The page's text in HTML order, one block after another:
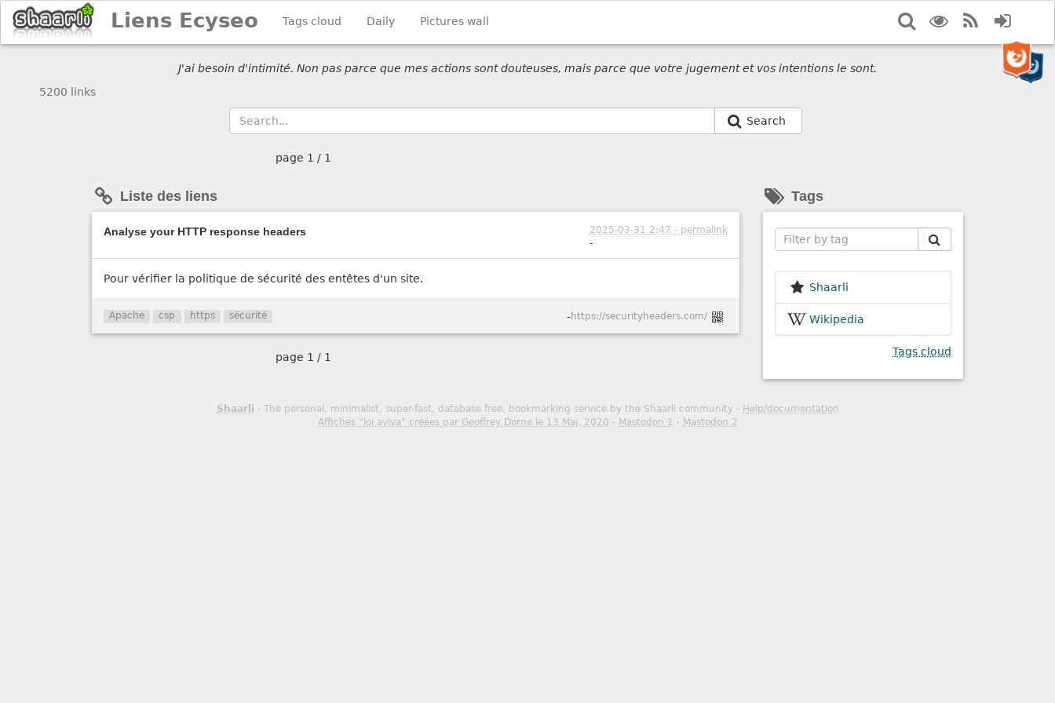
Liens Ecyseo Tags cloud Daily Pictures wall SearchDisplay
RSS
J'ai besoin d'intimité. Non pas parce que mes actions sont douteuses, mais parce que votre jugement et vos intentions le sont.
5200 links
Search
page 1 / 1
Liste des liens
Analyse your HTTP response headers
2025-03-31 2:47 - permalink
-
Pour vérifier la politique de sécurité des entêtes d'un site.
Apache csp https sécurité -https://securityheaders.com/
page 1 / 1
Tags
Shaarli
Wikipedia
Tags cloud
Shaarli - The personal, minimalist, super-fast, database free, bookmarking service by the Shaarli community - Help/documentation
Affiches "loi aviva" créées par Geoffrey Dorne le 13 Mai, 2020 - Mastodon 1 - Mastodon 2